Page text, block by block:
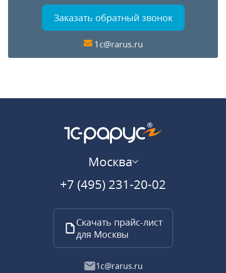
Заказать обратный звонок
1c@rarus.ru
Москва
+7 (495) 231-20-02
Скачать прайс-лист
для Москвы
1c@rarus.ru